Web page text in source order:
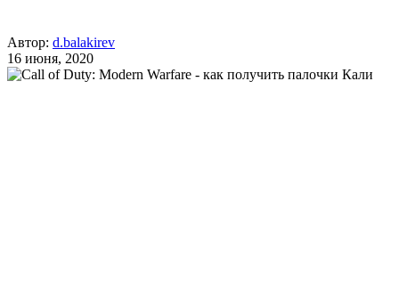
Автор: d.balakirev
16 июня, 2020